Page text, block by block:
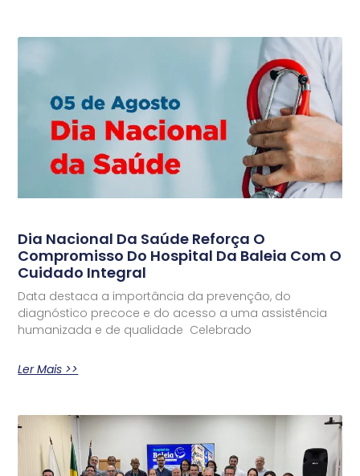
Dia Nacional Da Saúde Reforça O
Compromisso Do Hospital Da Baleia Com O
Cuidado Integral
Data destaca a importância da prevenção, do
diagnóstico precoce e do acesso a uma assistência
humanizada e de qualidade Celebrado
Ler Mais >>